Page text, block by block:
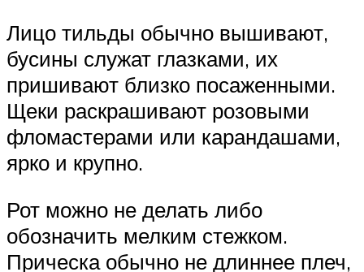
Лицо тильды обычно вышивают,
бусины служат глазками, их
пришивают близко посаженными.
Щеки раскрашивают розовыми
фломастерами или карандашами,
ярко и крупно.
Рот можно не делать либо
обозначить мелким стежком.
Прическа обычно не длиннее плеч,